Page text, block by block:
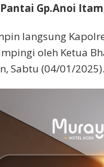
Gp.Anoi
langsung
oleh Ketua
Sabtu (04/01/2025).